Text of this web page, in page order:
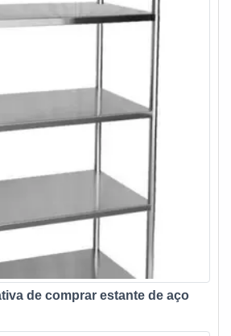
de comprar estante de aço